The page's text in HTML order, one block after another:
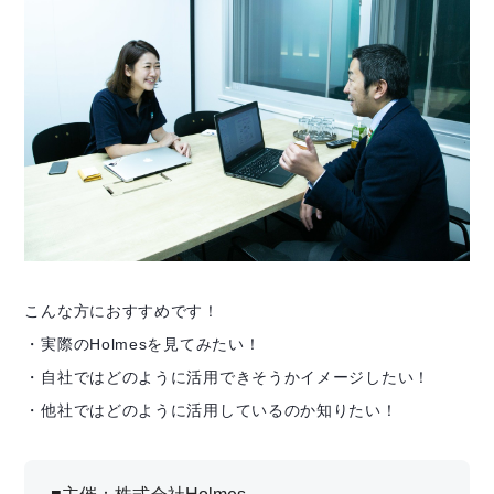
こんな方におすすめです！
・実際のHolmesを見てみたい！
・自社ではどのように活用できそうかイメージしたい！
・他社ではどのように活用しているのか知りたい！